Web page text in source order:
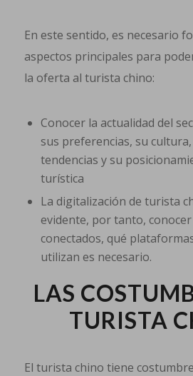
En este sentido, es necesario
aspectos principales para
la oferta al turista chino:
Conocer la actualidad del
sus preferencias, su
tendencias y su
turística
La digitalización de turista
evidente, por tanto,
conectados, qué
utilizan es necesario.
LAS
TURISTA
El turista chino tiene